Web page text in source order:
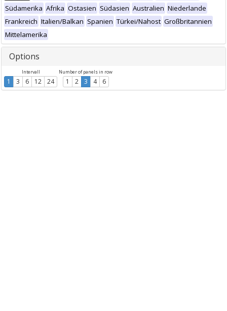
Südamerika Afrika Ostasien Südasien Australien Niederlande
Frankreich Italien/Balkan Spanien Türkei/Nahost Großbritannien
Mittelamerika
Options
Intervall
1 3 6 12 24
Number of panels in row
1 2 3 4 6